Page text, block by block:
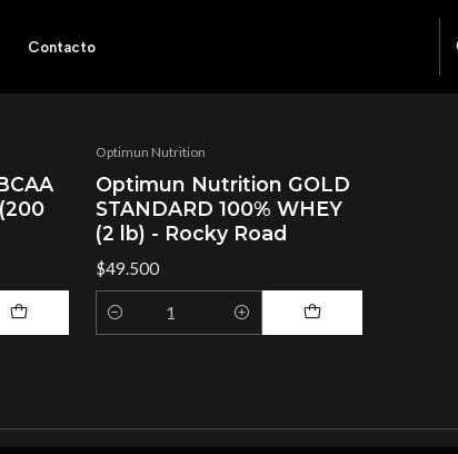
Contacto
Optimun Nutrition
Optimun Nutrition GOLD
STANDARD 100% WHEY
(2 lb) - Rocky Road
$49.500
Cantidad